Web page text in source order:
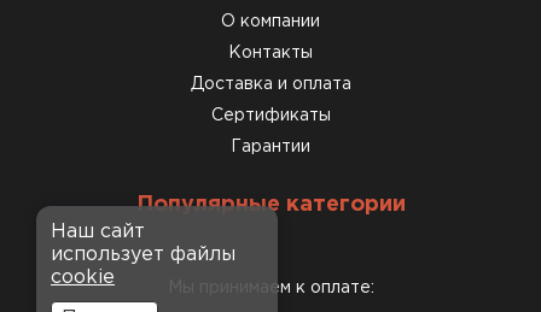
О компании
Контакты
Доставка и оплата
Сертификаты
Гарантии
Популярные категории
Мы принимаем к оплате:
Наш сайт
использует файлы
cookie